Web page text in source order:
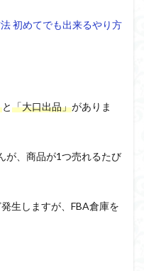
初めてでも出来るやり方
と「大口出品」がありま
が、商品が1つ売れるたび
生しますが、FBA倉庫を